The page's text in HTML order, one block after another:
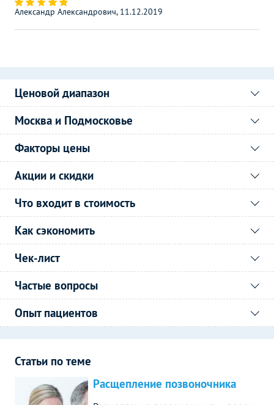
Александр Александрович, 11.12.2019
Ценовой диапазон
Москва и Подмосковье
Факторы цены
Акции и скидки
Что входит в стоимость
Как сэкономить
Чек-лист
Частые вопросы
Опыт пациентов
Статьи по теме
Расщепление позвоночника